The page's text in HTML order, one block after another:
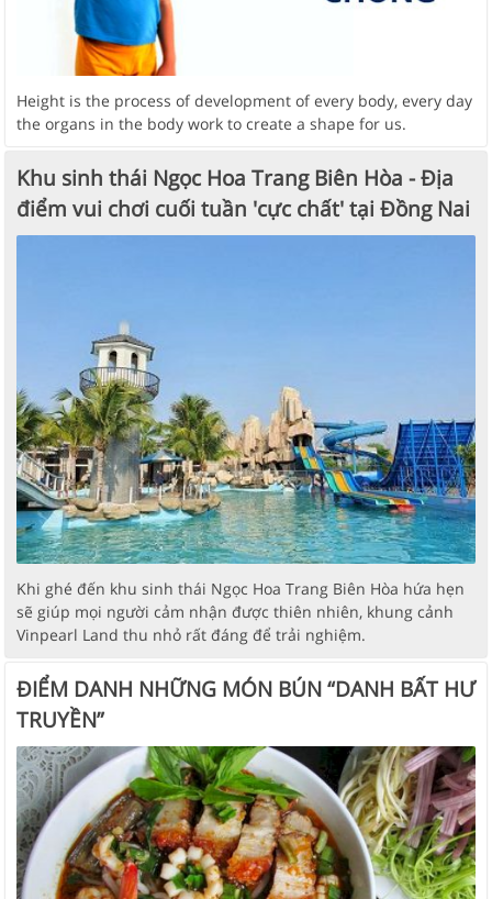
Height is the process of development of every body, every day
the organs in the body work to create a shape for us.
Khu sinh thái Ngọc Hoa Trang Biên Hòa - Địa
điểm vui chơi cuối tuần 'cực chất' tại Đồng Nai
Khi ghé đến khu sinh thái Ngọc Hoa Trang Biên Hòa hứa hẹn
sẽ giúp mọi người cảm nhận được thiên nhiên, khung cảnh
Vinpearl Land thu nhỏ rất đáng để trải nghiệm.
ĐIỂM DANH NHỮNG MÓN BÚN “DANH BẤT HƯ
TRUYỀN”